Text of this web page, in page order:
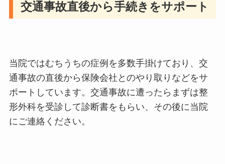
交通事故直後から手続きをサポート
当院ではむちうちの症例を多数手掛けており、交
通事故の直後から保険会社とのやり取りなどをサ
ポートしています。交通事故に遭ったらまずは整
形外科を受診して診断書をもらい、その後に当院
にご連絡ください。